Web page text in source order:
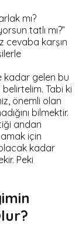
mı?
tatlı mı?”
cevaba karşın
kadar gelen bu
Tabi ki
önemli olan
bilmektir.
andan
için
kadar
Peki